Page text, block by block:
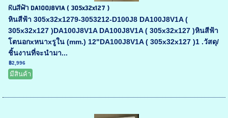
หินสีฟ้า DA100J8V1A ( 305x32x127 )
หินสีฟ้า 305x32x1279-3053212-D100J8 DA100J8V1A (
305x32x127 )DA100J8V1A DA100J8V1A ( 305x32x127 )หินสีฟ้า
โตนอกxหนาxรูใน (mm.) 12"DA100J8V1A ( 305x32x127 )1 .วัสดุ/
ชิ้นงานที่จะนำมา...
฿2,996
มีสินค้า